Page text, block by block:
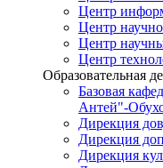
Центр
Центр
Центр
Центр
Образовательная
Базовая
Антей"-
Дирекция
Дирекция
Дирекция